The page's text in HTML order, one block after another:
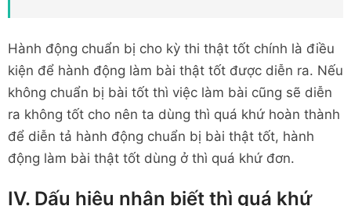
Hành động chuẩn bị cho kỳ thi thật tốt chính là điều
kiện để hành động làm bài thật tốt được diễn ra. Nếu
không chuẩn bị bài tốt thì việc làm bài cũng sẽ diễn
ra không tốt cho nên ta dùng thì quá khứ hoàn thành
để diễn tả hành động chuẩn bị bài thật tốt, hành
động làm bài thật tốt dùng ở thì quá khứ đơn.
IV. Dấu hiệu nhận biết thì quá khứ